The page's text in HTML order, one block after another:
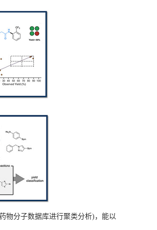
物分子数据库进行聚类分析)，能以